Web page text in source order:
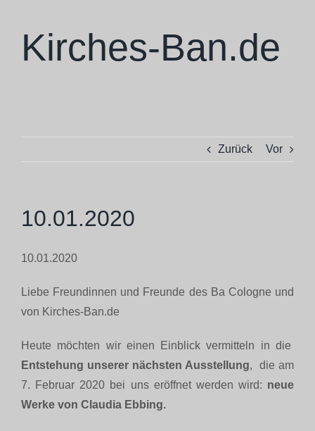
springenKirches-Ban.de
Zurück Vor
10.01.2020
10.01.2020
Liebe Freundinnen und Freunde des Ba Cologne und
von Kirches-Ban.de
Heute möchten wir einen Einblick vermitteln in die
Entstehung unserer nächsten Ausstellung, die am
7. Februar 2020 bei uns eröffnet werden wird: neue
Werke von Claudia Ebbing.